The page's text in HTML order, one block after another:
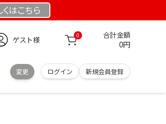
はこちら
ゲスト様 0 合計金額
0円
変更 ログイン 新規会員登録